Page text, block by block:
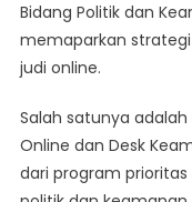
Bidang Politik dan
memaparkan
judi online.
Salah satunya
Online dan Desk
dari program prioritas